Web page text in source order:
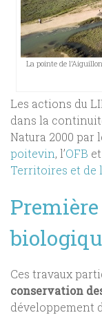
La pointe de
Les actions du
dans la
Natura 2000 par
poitevin, l’OFB
Territoires et de
Ces travaux
conservation
développement